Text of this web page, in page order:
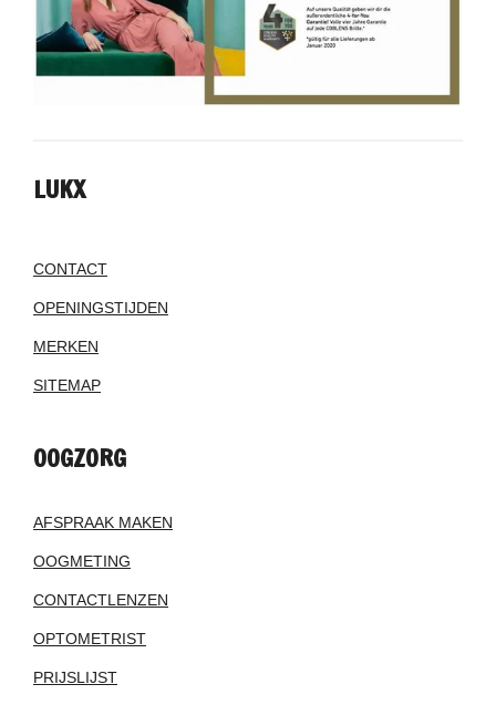
LUKX
CONTACT
OPENINGSTIJDEN
MERKEN
SITEMAP
OOGZORG
AFSPRAAK MAKEN
OOGMETING
CONTACTLENZEN
OPTOMETRIST
PRIJSLIJST